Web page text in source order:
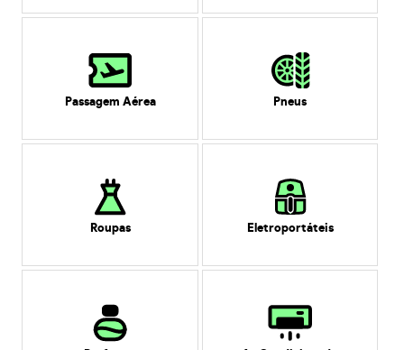
Passagem Aérea Pneus
Roupas Eletroportáteis